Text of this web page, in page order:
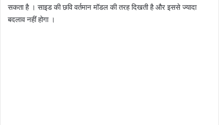
सकता है । साइड की छवि वर्तमान मॉडल की तरह दिखती है और इससे ज्यादा
बदलाव नहीं होगा ।